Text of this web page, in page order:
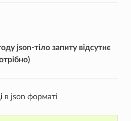
json-тіло запиту відсутнє
в json форматі